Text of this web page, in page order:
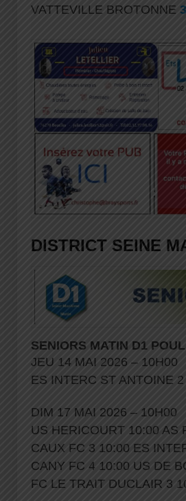
VATTEVILLE BROTONNE
DISTRICT SEINE
SENIORS MATIN D1
JEU 14 MAI 2026 – 10H00
ES INTERC ST ANTOINE 2
DIM 17 MAI 2026 – 10H00
US HERICOURT 10:00 AS
CAUX FC 3 10:00 ES
CANY FC 4 10:00 US DE
FC LE TRAIT DUCLAIR 3